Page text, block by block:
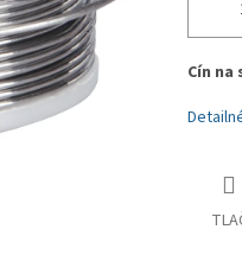
Cín na